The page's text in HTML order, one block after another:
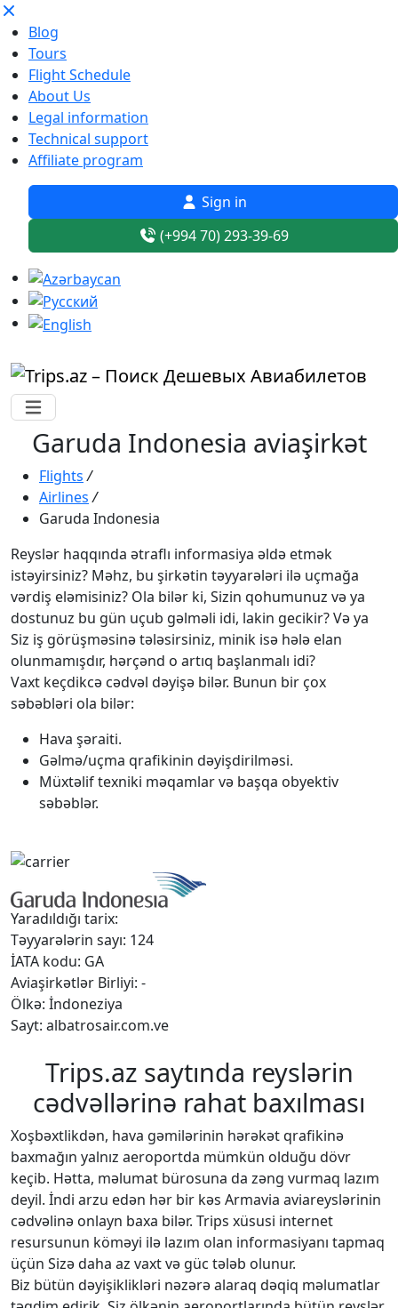
Blog
Tours
Flight Schedule
About Us
Legal information
Technical support
Affiliate program
Sign in
(+994 70) 293-39-69
Garuda Indonesia aviaşirkət
Flights /
Airlines /
Garuda Indonesia
Reyslər haqqında ətraflı informasiya əldə etmək
istəyirsiniz? Məhz, bu şirkətin təyyarələri ilə uçmağa
vərdiş eləmisiniz? Ola bilər ki, Sizin qohumunuz və ya
dostunuz bu gün uçub gəlməli idi, lakin gecikir? Və ya
Siz iş görüşməsinə tələsirsiniz, minik isə hələ elan
olunmamışdır, hərçənd o artıq başlanmalı idi?
Vaxt keçdikcə cədvəl dəyişə bilər. Bunun bir çox
səbəbləri ola bilər:
Hava şəraiti.
Gəlmə/uçma qrafikinin dəyişdirilməsi.
Müxtəlif texniki məqamlar və başqa obyektiv
səbəblər.
Yaradıldığı tarix:
Təyyarələrin sayı: 124
İATA kodu: GA
Aviaşirkətlər Birliyi: -
Ölkə: İndoneziya
Sayt: albatrosair.com.ve
Trips.az saytında reyslərin
cədvəllərinə rahat baxılması
Xoşbəxtlikdən, hava gəmilərinin hərəkət qrafikinə
baxmağın yalnız aeroportda mümkün olduğu dövr
keçib. Hətta, məlumat bürosuna da zəng vurmaq lazım
deyil. İndi arzu edən hər bir kəs Armavia aviareyslərinin
cədvəlinə onlayn baxa bilər. Trips xüsusi internet
resursunun köməyi ilə lazım olan informasiyanı tapmaq
üçün Sizə daha az vaxt və güc tələb olunur.
Biz bütün dəyişiklikləri nəzərə alaraq dəqiq məlumatlar